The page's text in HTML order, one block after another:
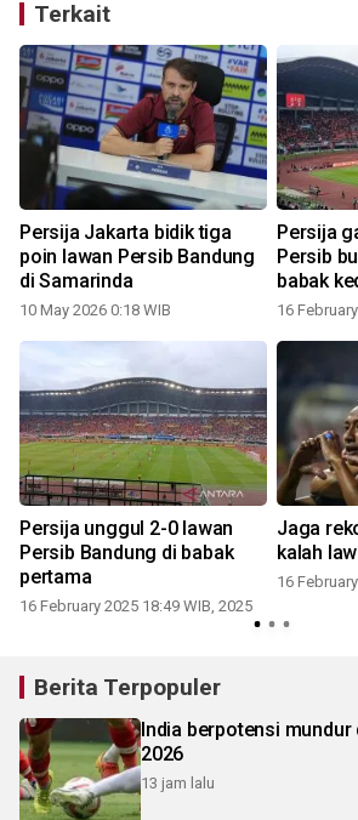
Terkait
Persija Jakarta bidik tiga
poin lawan Persib Bandung
di Samarinda
10 May 2026 0:18 WIB
Persija
Persib
babak
16
Persija unggul 2-0 lawan
Persib Bandung di babak
pertama
16 February 2025 18:49 WIB, 2025
Jaga
kalah
16
Berita Terpopuler
India berpotensi mundur
2026
13 jam lalu